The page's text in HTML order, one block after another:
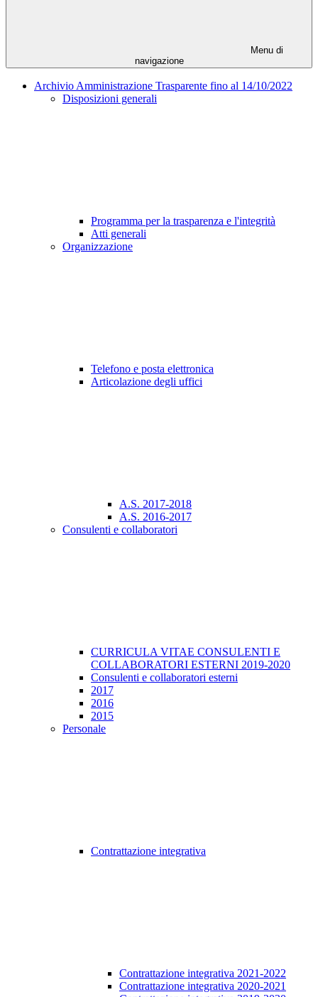
Menu di
navigazione
Archivio Amministrazione Trasparente fino al 14/10/2022
Disposizioni generali
Programma per la trasparenza e l'integrità
Atti generali
Organizzazione
Telefono e posta elettronica
Articolazione degli uffici
A.S. 2017-2018
A.S. 2016-2017
Consulenti e collaboratori
CURRICULA VITAE CONSULENTI E
COLLABORATORI ESTERNI 2019-2020
Consulenti e collaboratori esterni
2017
2016
2015
Personale
Contrattazione integrativa
Contrattazione integrativa 2021-2022
Contrattazione integrativa 2020-2021